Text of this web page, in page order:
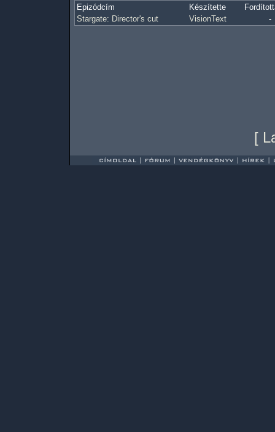
Epizódcím Készítette
Stargate: Director's cut
VisionText -
[